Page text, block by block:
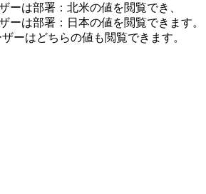
ーは部署：北米の値を閲覧でき、
ーは部署：日本の値を閲覧できます。
ーはどちらの値も閲覧できます。